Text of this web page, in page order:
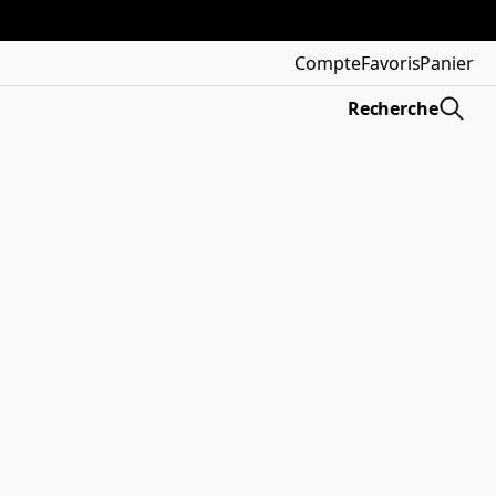
CompteFavorisPanier
Recherche